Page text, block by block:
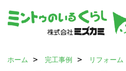
ホーム 完工事例 リフォーム